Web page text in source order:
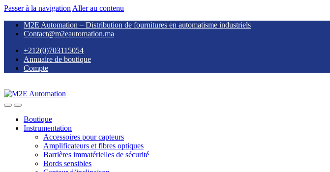
Passer à la navigation Aller au contenu
M2E Automation – Distribution de fournitures en automatisme industriels
Contact@m2eautomation.ma
+212(0)703115054
Annuaire de boutique
Compte
Boutique
Instrumentation
Accessoires pour capteurs
Amplificateurs et fibres optiques
Barrières immatérielles de sécurité
Bords sensibles